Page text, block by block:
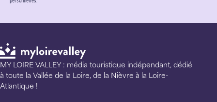
MY LOIRE VALLEY : média touristique indépendant, dédié
à toute la Vallée de la Loire, de la Nièvre à la Loire-
Atlantique !